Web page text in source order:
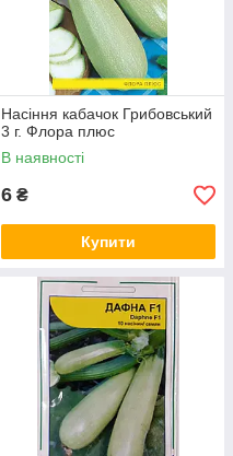
Насіння кабачок Грибовський
3 г. Флора плюс
В наявності
6 ₴
Купити